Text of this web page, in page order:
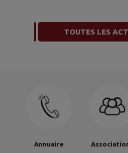
TOUTES LES
Annuaire